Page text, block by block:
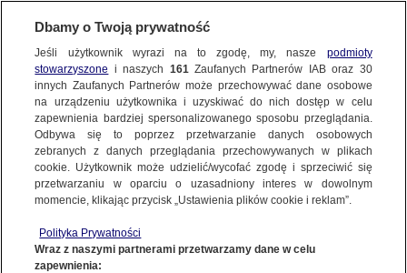
NAJNOWSZE
ZOBACZ FAKTY
FAKTY PO FAKTACH
FAKTY O ŚWIECIE
Dzień dobry!
Jedno konto do wszystkich usług
Dbamy o Twoją prywatność
Jeśli użytkownik wyrazi na to zgodę, my, nasze podmioty
stowarzyszone i naszych 161Zaufanych Partnerów IAB oraz 30
innych Zaufanych Partnerów może przechowywać dane osobowe
na urządzeniu użytkownika i uzyskiwać do nich dostęp w celu
zapewnienia bardziej spersonalizowanego sposobu przeglądania.
Odbywa się to poprzez przetwarzanie danych osobowych
zebranych z danych przeglądania przechowywanych w plikach
cookie. Użytkownik może udzielić/wycofać zgodę i sprzeciwić się
przetwarzaniu w oparciu o uzasadniony interes w dowolnym
momencie, klikając przycisk „Ustawienia plików cookie i reklam”.
Polityka Prywatności
Wraz z naszymi partnerami przetwarzamy dane w celu
zapewnienia: